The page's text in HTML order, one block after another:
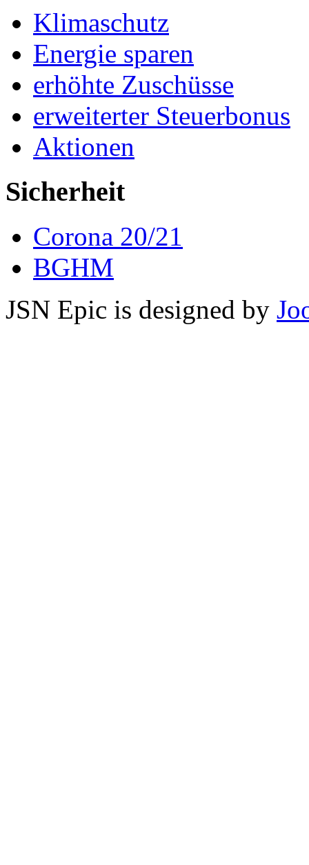
Klimaschutz
Energie sparen
erhöhte Zuschüsse
erweiterter Steuerbonus
Aktionen
Sicherheit
Corona 20/21
BGHM
JSN Epic is designed by